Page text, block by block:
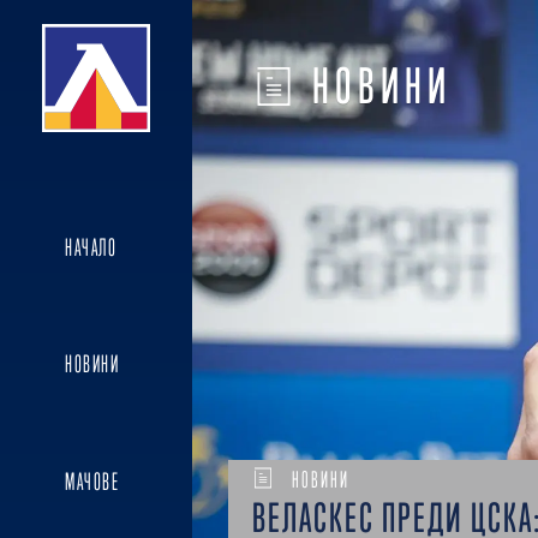
НАЧАЛО
НОВИНИ
МАЧОВЕ
НОВИНИ
НОВИНИ
ВЕЛАСКЕС ПРЕДИ